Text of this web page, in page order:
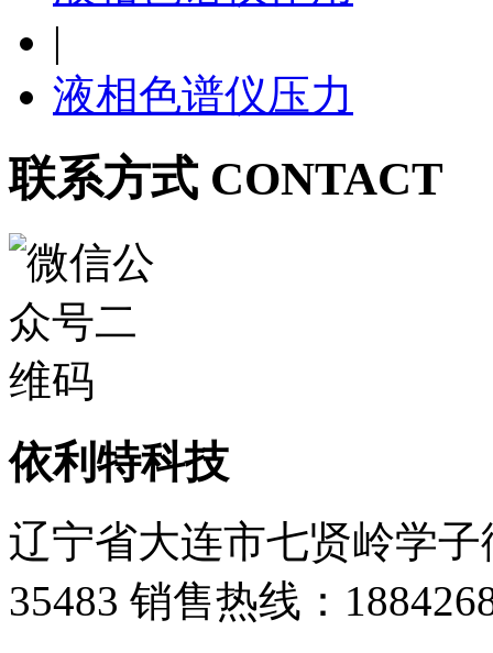
|
液相色谱仪压力
联系方式 CONTACT
依利特科技
辽宁省大连市七贤岭学子
35483 销售热线：